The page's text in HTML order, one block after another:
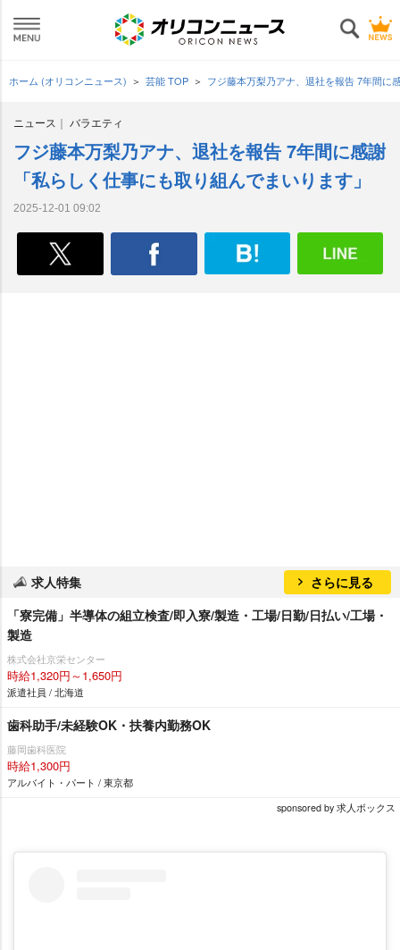
ホーム (オリコンニュース) 芸能 TOP フジ藤本万梨乃アナ、退社を報告 7年間
ニュース バラエティ
フジ藤本万梨乃アナ、退社を報告 7年間に感謝
「私らしく仕事にも取り組んでまいります」
2025-12-01 09:02
求人特集
さらに見る
「寮完備」半導体の組立検査/即入寮/製造・工場/日勤/日払い/工場・
製造
株式会社京栄センター
時給1,320円～1,650円
派遣社員 / 北海道
歯科助手/未経験OK・扶養内勤務OK
藤岡歯科医院
時給1,300円
アルバイト・パート / 東京都
sponsored by 求人ボックス